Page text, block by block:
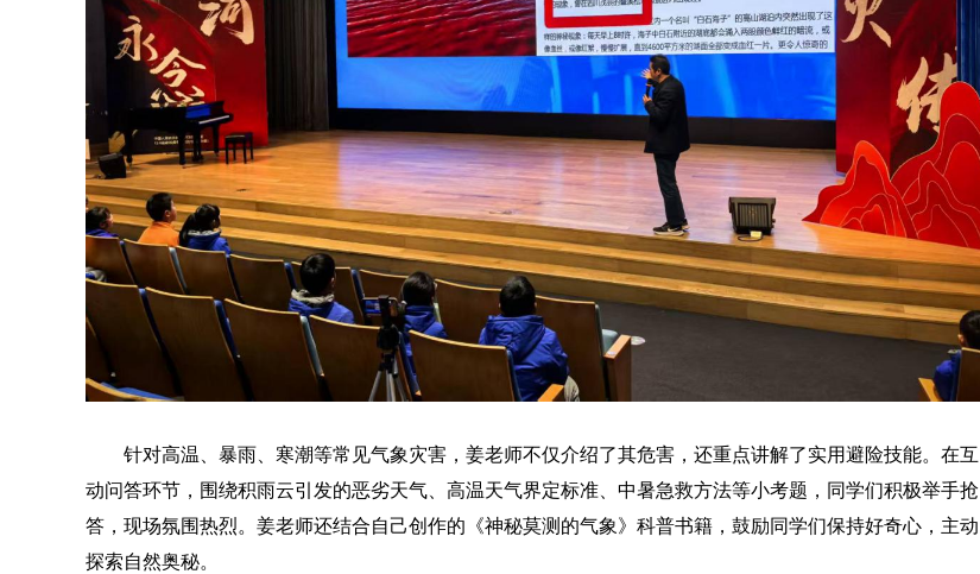
针对高温、暴雨、寒潮等常见气象灾害，姜老师不仅介绍了其危害，还重点讲解了实用避险技能。在互
动问答环节，围绕积雨云引发的恶劣天气、高温天气界定标准、中暑急救方法等小考题，同学们积极举手抢
答，现场氛围热烈。姜老师还结合自己创作的《神秘莫测的气象》科普书籍，鼓励同学们保持好奇心，主动
探索自然奥秘。